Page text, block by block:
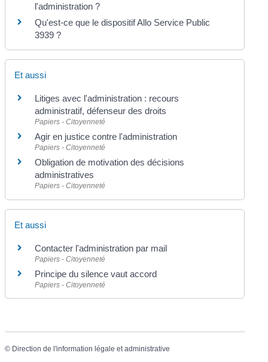
l'administration ?
Qu'est-ce que le dispositif Allo Service Public
3939 ?
Et aussi
Litiges avec l'administration : recours
administratif, défenseur des droits
Papiers - Citoyenneté
Agir en justice contre l'administration
Papiers - Citoyenneté
Obligation de motivation des décisions
administratives
Papiers - Citoyenneté
Et aussi
Contacter l'administration par mail
Papiers - Citoyenneté
Principe du silence vaut accord
Papiers - Citoyenneté
© Direction de l'information légale et administrative